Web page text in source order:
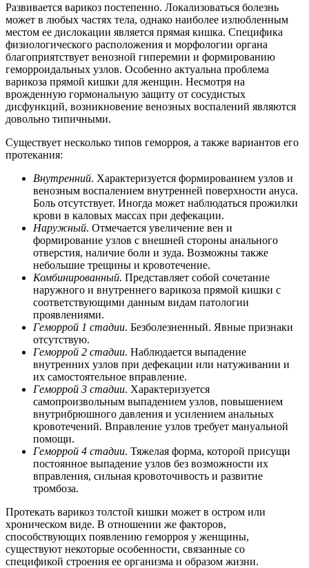
Развивается варикоз постепенно. Локализоваться болезнь
может в любых частях тела, однако наиболее излюбленным
местом ее дислокации является прямая кишка. Специфика
физиологического расположения и морфологии органа
благоприятствует венозной гиперемии и формированию
геморроидальных узлов. Особенно актуальна проблема
варикоза прямой кишки для женщин. Несмотря на
врожденную гормональную защиту от сосудистых
дисфункций, возникновение венозных воспалений являются
довольно типичными.
Существует несколько типов геморроя, а также вариантов его
протекания:
Внутренний. Характеризуется формированием узлов и
венозным воспалением внутренней поверхности ануса.
Боль отсутствует. Иногда может наблюдаться прожилки
крови в каловых массах при дефекации.
Наружный. Отмечается увеличение вен и
формирование узлов с внешней стороны анального
отверстия, наличие боли и зуда. Возможны также
небольшие трещины и кровотечение.
Комбинированный. Представляет собой сочетание
наружного и внутреннего варикоза прямой кишки с
соответствующими данным видам патологии
проявлениями.
Геморрой 1 стадии. Безболезненный. Явные признаки
отсутствую.
Геморрой 2 стадии. Наблюдается выпадение
внутренних узлов при дефекации или натуживании и
их самостоятельное вправление.
Геморрой 3 стадии. Характеризуется
самопроизвольным выпадением узлов, повышением
внутрибрюшного давления и усилением анальных
кровотечений. Вправление узлов требует мануальной
помощи.
Геморрой 4 стадии. Тяжелая форма, которой присущи
постоянное выпадение узлов без возможности их
вправления, сильная кровоточивость и развитие
тромбоза.
Протекать варикоз толстой кишки может в остром или
хроническом виде. В отношении же факторов,
способствующих появлению геморроя у женщины,
существуют некоторые особенности, связанные со
спецификой строения ее организма и образом жизни.